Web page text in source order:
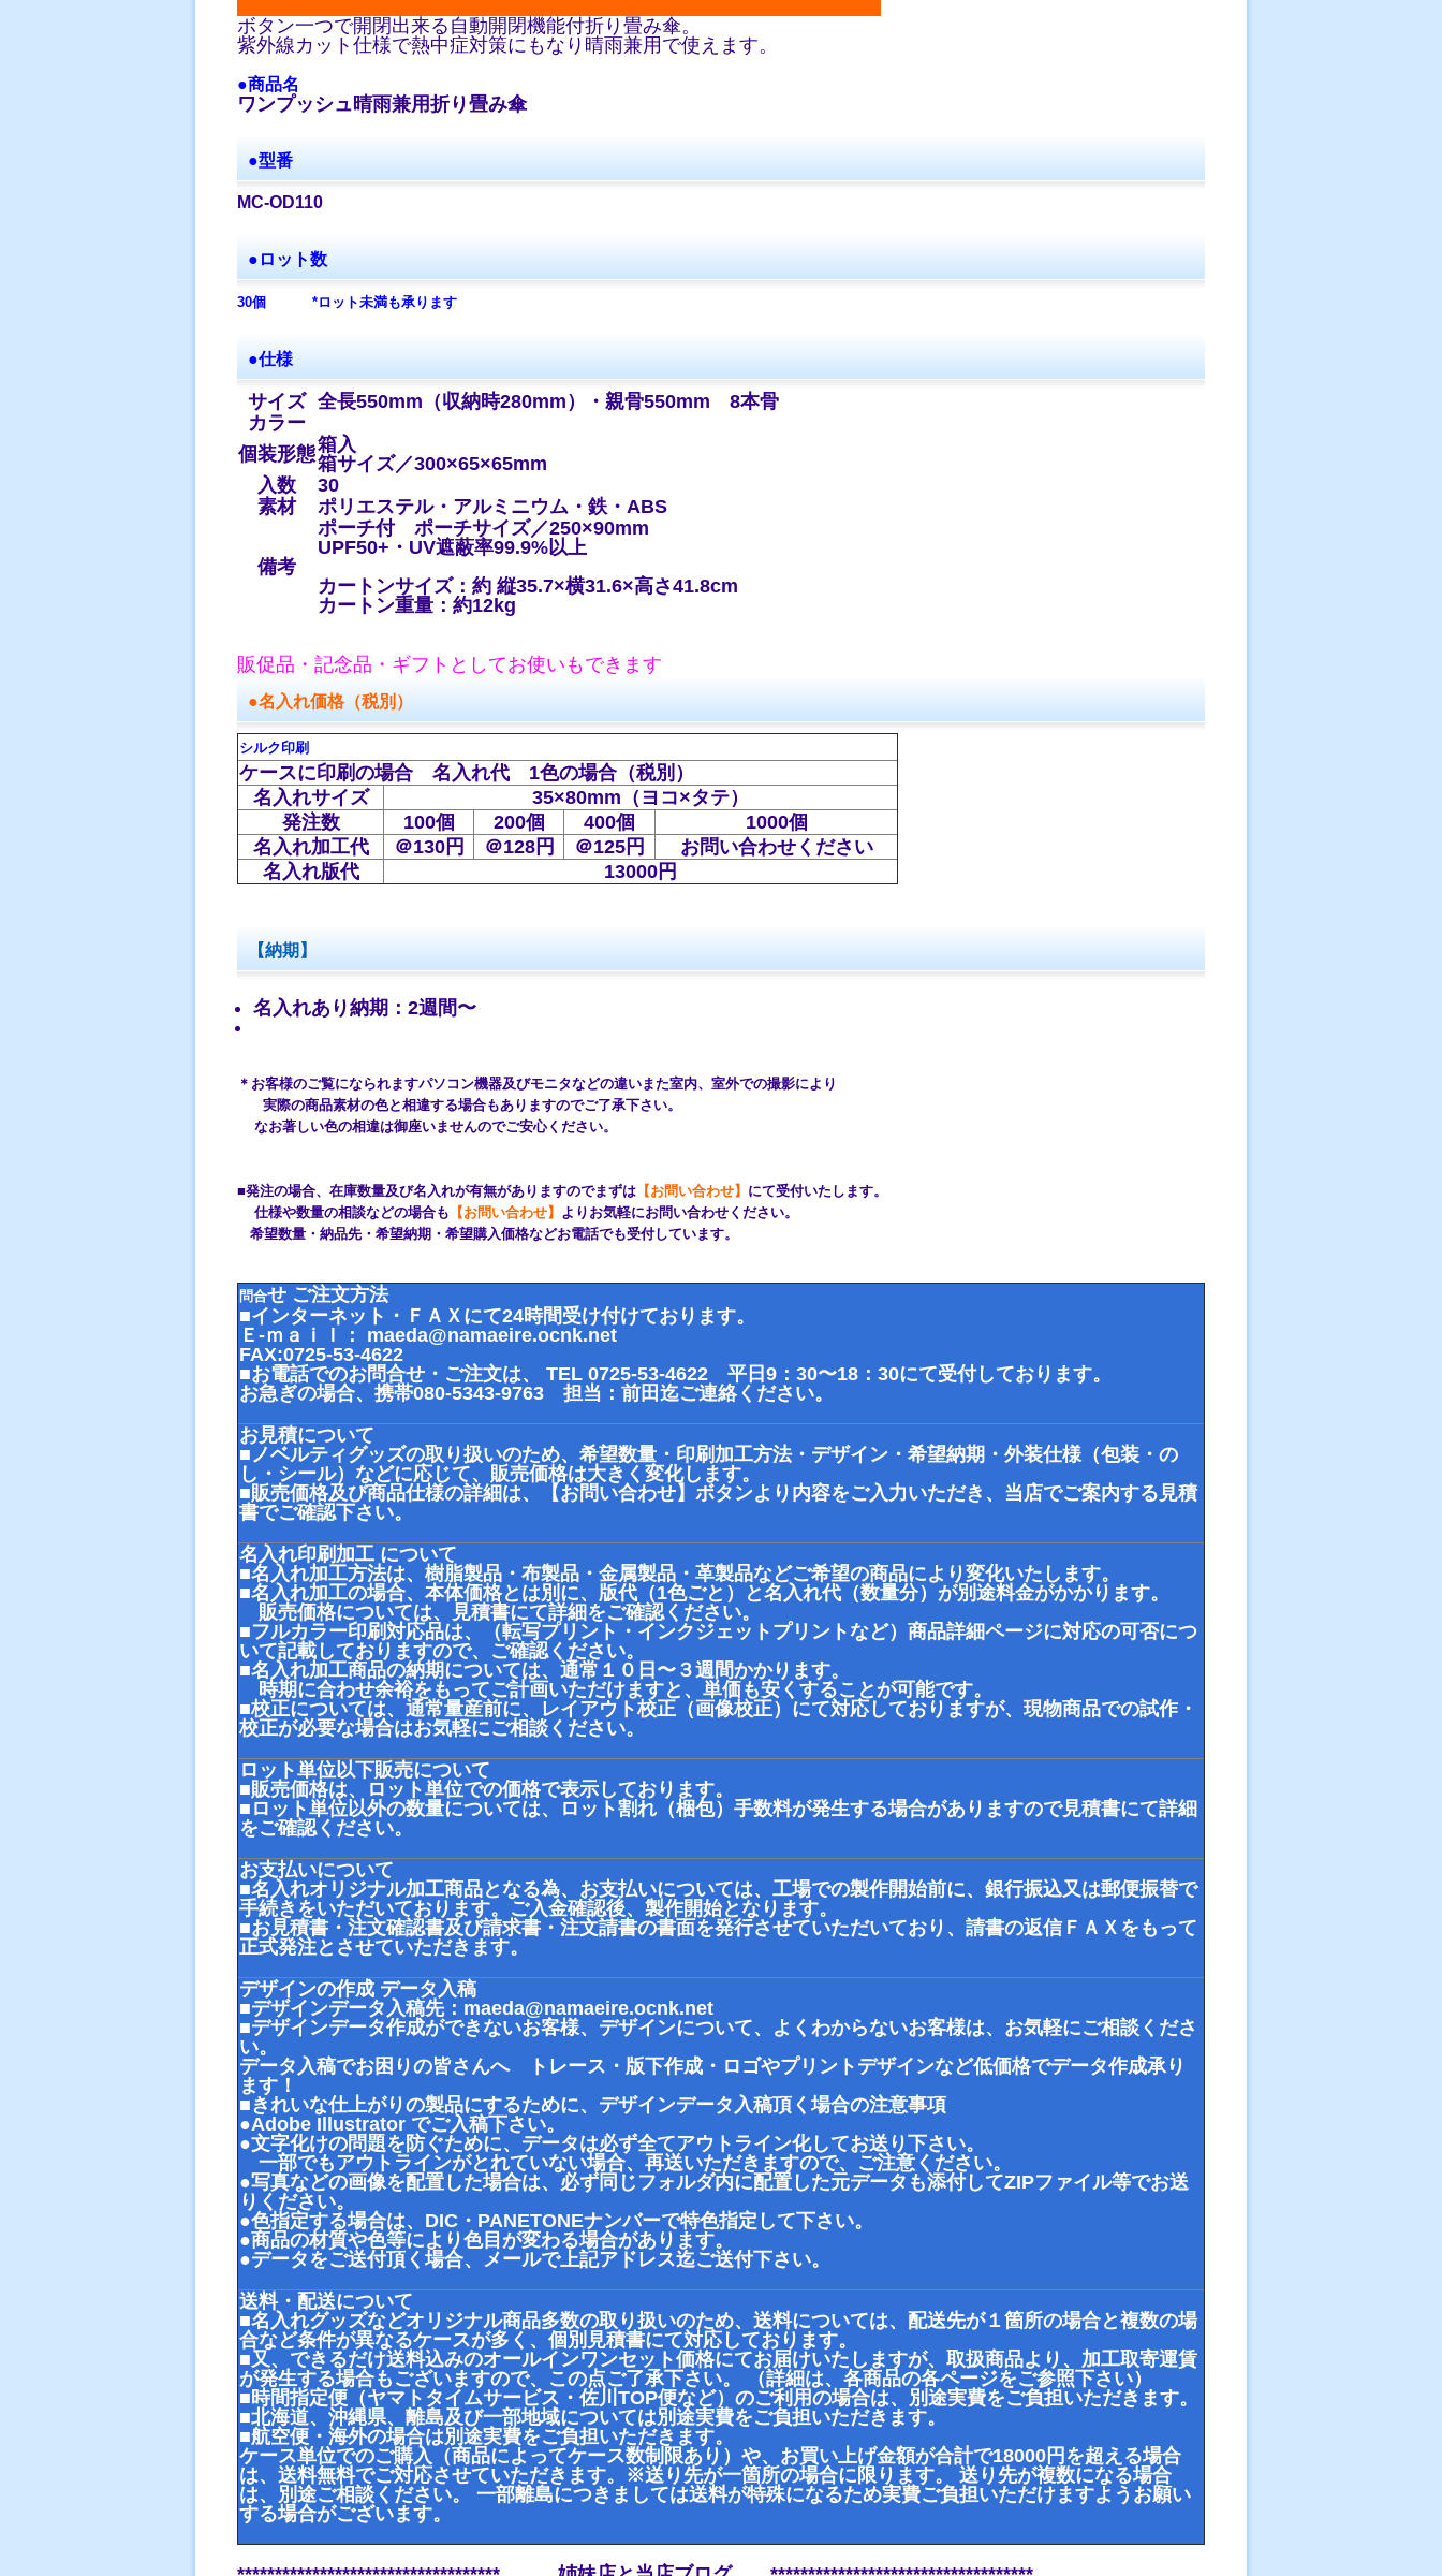
ボタン一つで開閉出来る自動開閉機能付折り畳み傘。
紫外線カット仕様で熱中症対策にもなり晴雨兼用で使えます。
●商品名
ワンプッシュ晴雨兼用折り畳み傘
●型番
MC-OD110
●ロット数
30個 *ロット未満も承ります
●仕様
サイズ 全長550mm（収納時280mm）・親骨550mm 8本骨
カラー
個装形態箱入
箱サイズ／300×65×65mm
入数
30
素材
ポリエステル・アルミニウム・鉄・ABS
備考
ポーチ付 ポーチサイズ／250×90mm
UPF50+・UV遮蔽率99.9%以上
カートンサイズ：約 縦35.7×横31.6×高さ41.8cm
カートン重量：約12kg
販促品・記念品・ギフトとしてお使いもできます
●名入れ価格（税別）
シルク印刷
ケースに印刷の場合 名入れ代 1色の場合（税別）
名入れサイズ
35×80mm（ヨコ×タテ）
発注数
100個 200個 400個
1000個
名入れ加工代
＠130円 ＠128円 ＠125円
お問い合わせください
名入れ版代
13000円
【納期】
名入れあり納期：2週間〜
＊お客様のご覧になられますパソコン機器及びモニタなどの違いまた室内、室外での撮影により
実際の商品素材の色と相違する場合もありますのでご了承下さい。
なお著しい色の相違は御座いませんのでご安心ください。
■発注の場合、在庫数量及び名入れが有無がありますのでまずは 【お問い合わせ】 にて受付いたします。
仕様や数量の相談などの場合も 【お問い合わせ】 よりお気軽にお問い合わせください。
希望数量・納品先・希望納期・希望購入価格などお電話でも受付しています。
問合せ ご注文方法
■インターネット・ＦＡＸにて24時間受け付けております。
Ｅ-ｍａｉｌ： maeda@namaeire.ocnk.net
FAX:0725-53-4622
■お電話でのお問合せ・ご注文は、 TEL 0725-53-4622 平日9：30〜18：30にて受付しております。
お急ぎの場合、携帯080-5343-9763 担当：前田迄ご連絡ください。
お見積について
■ノベルティグッズの取り扱いのため、希望数量・印刷加工方法・デザイン・希望納期・外装仕様（包装・の
し・シール）などに応じて、販売価格は大きく変化します。
■販売価格及び商品仕様の詳細は、【お問い合わせ】ボタンより内容をご入力いただき、当店でご案内する見積
書でご確認下さい。
名入れ印刷加工 について
■名入れ加工方法は、樹脂製品・布製品・金属製品・革製品などご希望の商品により変化いたします。
■名入れ加工の場合、本体価格とは別に、版代（1色ごと）と名入れ代（数量分）が別途料金がかかります。
販売価格については、見積書にて詳細をご確認ください。
■フルカラー印刷対応品は、（転写プリント・インクジェットプリントなど）商品詳細ページに対応の可否につ
いて記載しておりますので、ご確認ください。
■名入れ加工商品の納期については、通常１０日〜３週間かかります。
時期に合わせ余裕をもってご計画いただけますと、単価も安くすることが可能です。
■校正については、通常量産前に、レイアウト校正（画像校正）にて対応しておりますが、現物商品での試作・
校正が必要な場合はお気軽にご相談ください。
ロット単位以下販売について
■販売価格は、ロット単位での価格で表示しております。
■ロット単位以外の数量については、ロット割れ（梱包）手数料が発生する場合がありますので見積書にて詳細
をご確認ください。
お支払いについて
■名入れオリジナル加工商品となる為、お支払いについては、工場での製作開始前に、銀行振込又は郵便振替で
手続きをいただいております。ご入金確認後、製作開始となります。
■お見積書・注文確認書及び請求書・注文請書の書面を発行させていただいており、請書の返信ＦＡＸをもって
正式発注とさせていただきます。
デザインの作成 データ入稿
■デザインデータ入稿先： maeda@namaeire.ocnk.net
■デザインデータ作成ができないお客様、デザインについて、よくわからないお客様は、お気軽にご相談くださ
い。
データ入稿でお困りの皆さんへ トレース・版下作成・ロゴやプリントデザインなど低価格でデータ作成承り
ます！
■きれいな仕上がりの製品にするために、デザインデータ入稿頂く場合の注意事項
●Adobe Illustrator でご入稿下さい。
●文字化けの問題を防ぐために、データは必ず全てアウトライン化してお送り下さい。
一部でもアウトラインがとれていない場合、再送いただきますので、ご注意ください。
●写真などの画像を配置した場合は、必ず同じフォルダ内に配置した元データも添付してZIPファイル等でお送
りください。
●色指定する場合は、DIC・PANETONEナンバーで特色指定して下さい。
●商品の材質や色等により色目が変わる場合があります。
●データをご送付頂く場合、メールで上記アドレス迄ご送付下さい。
送料・配送について
■名入れグッズなどオリジナル商品多数の取り扱いのため、送料については、配送先が１箇所の場合と複数の場
合など条件が異なるケースが多く、個別見積書にて対応しております。
■又、できるだけ送料込みのオールインワンセット価格にてお届けいたしますが、取扱商品より、加工取寄運賃
が発生する場合もございますので、この点ご了承下さい。 （詳細は、各商品の各ページをご参照下さい）
■時間指定便（ヤマトタイムサービス・佐川TOP便など）のご利用の場合は、別途実費をご負担いただきます。
■北海道、沖縄県、離島及び一部地域については別途実費をご負担いただきます。
■航空便・海外の場合は別途実費をご負担いただきます。
ケース単位でのご購入（商品によってケース数制限あり）や、お買い上げ金額が合計で18000円を超える場合
は、送料無料でご対応させていただきます。※送り先が一箇所の場合に限ります。 送り先が複数になる場合
は、別途ご相談ください。 一部離島につきましては送料が特殊になるため実費ご負担いただけますようお願い
する場合がございます。